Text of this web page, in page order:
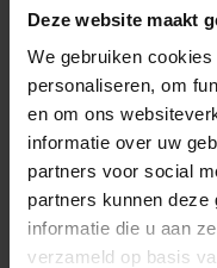
Deze website maakt
We gebruiken
personaliseren, om
en om ons
informatie over uw
partners voor social
partners kunnen deze
informatie die u aan
verzameld op basis
Brandstof
Afgifte datum deel
Gewicht
Gemiddeld verbruik
Max trekgewicht
C02 uitstoot